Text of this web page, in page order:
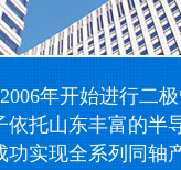
年开始进行二
依托山东丰富的半
实现全系列同轴